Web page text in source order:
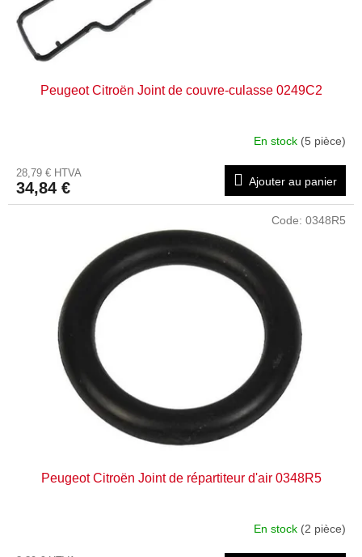
Peugeot Citroën Joint de couvre-culasse 0249C2
En stock (5 pièce)
28,79 € HTVA
34,84 € Ajouter au panier
Peugeot Citroën Joint de répartiteur d'air 0348R5
En stock (2 pièce)
Code: 0348R5